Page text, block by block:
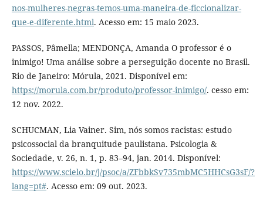
nos-mulheres-negras-temos-uma-maneira-de-ficcionalizar-
que-e-diferente.html. Acesso em: 15 maio 2023.
PASSOS, Pâmella; MENDONÇA, Amanda O professor é o
inimigo! Uma análise sobre a perseguição docente no Brasil.
Rio de Janeiro: Mórula, 2021. Disponível em:
https://morula.com.br/produto/professor-inimigo/. cesso em:
12 nov. 2022.
SCHUCMAN, Lia Vainer. Sim, nós somos racistas: estudo
psicossocial da branquitude paulistana. Psicologia &
Sociedade, v. 26, n. 1, p. 83–94, jan. 2014. Disponível:
https://www.scielo.br/j/psoc/a/ZFbbkSv735mbMC5HHCsG3sF/?
lang=pt#. Acesso em: 09 out. 2023.